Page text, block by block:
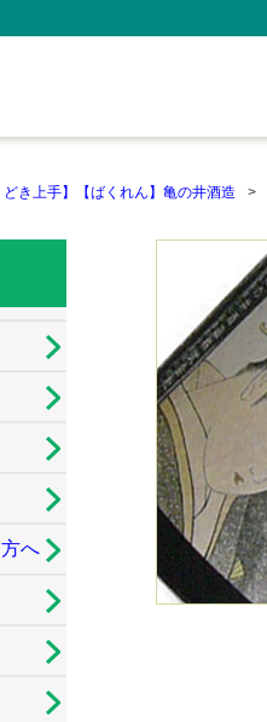
どき上手】【ばくれん】亀の井酒造
へ